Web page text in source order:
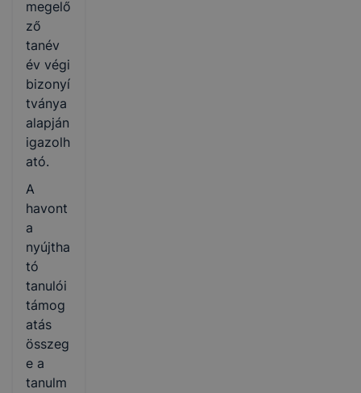
megelő
ző
tanév
év végi
bizonyí
tványa
alapján
igazolh
ató.
A
havont
a
nyújtha
tó
tanulói
támog
atás
összeg
e a
tanulm